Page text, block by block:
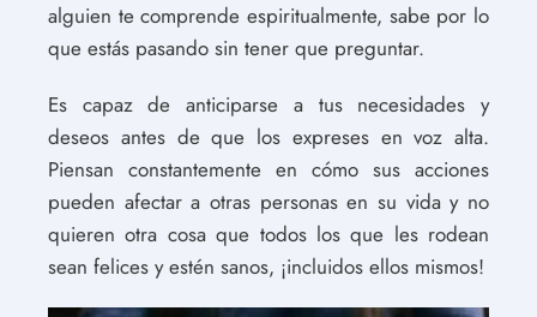
alguien te comprende espiritualmente, sabe por lo
que estás pasando sin tener que preguntar.
Es capaz de anticiparse a tus necesidades y
deseos antes de que los expreses en voz alta.
Piensan constantemente en cómo sus acciones
pueden afectar a otras personas en su vida y no
quieren otra cosa que todos los que les rodean
sean felices y estén sanos, ¡incluidos ellos mismos!